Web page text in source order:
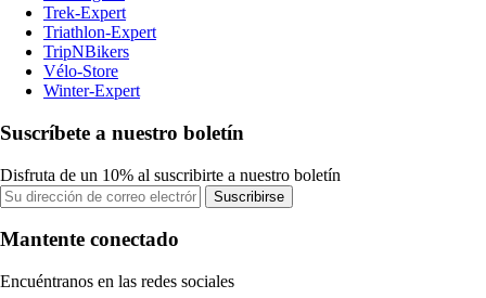
Trek-Expert
Triathlon-Expert
TripNBikers
Vélo-Store
Winter-Expert
Suscríbete a nuestro boletín
Disfruta de un 10% al suscribirte a nuestro boletín
Suscribirse
Mantente conectado
Encuéntranos en las redes sociales